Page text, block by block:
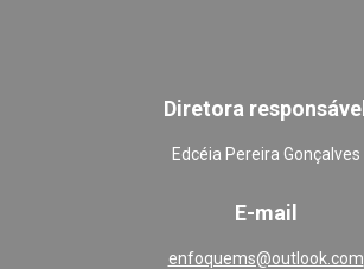
Diretora responsável
Edcéia Pereira Gonçalves
E-mail
enfoquems@outlook.com